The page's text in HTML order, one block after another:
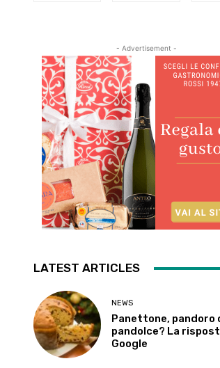
- Advertisement -
LATEST ARTICLES
NEWS
Panettone, pandoro
pandolce? La
Google